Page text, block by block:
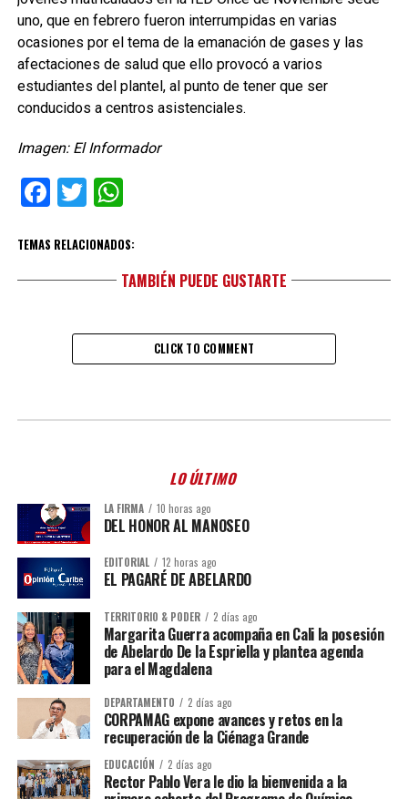
uno, que en febrero fueron interrumpidas en varias
ocasiones por el tema de la emanación de gases y las
afectaciones de salud que ello provocó a varios
estudiantes del plantel, al punto de tener que ser
conducidos a centros asistenciales.
Imagen: El Informador
Facebook
TwitterWhatsApp
TEMAS RELACIONADOS:
TAMBIÉN PUEDE GUSTARTE
CLICK TO COMMENT
LO ÚLTIMO
LA FIRMA 10 horas ago
DEL HONOR AL MANOSEO
EDITORIAL 12 horas ago
EL PAGARÉ DE ABELARDO
TERRITORIO & PODER 2 días ago
Margarita Guerra acompaña en Cali la posesión
de Abelardo De la Espriella y plantea agenda
para el Magdalena
DEPARTAMENTO 2 días ago
CORPAMAG expone avances y retos en la
recuperación de la Ciénaga Grande
EDUCACIÓN 2 días ago
Rector Pablo Vera le dio la bienvenida a la